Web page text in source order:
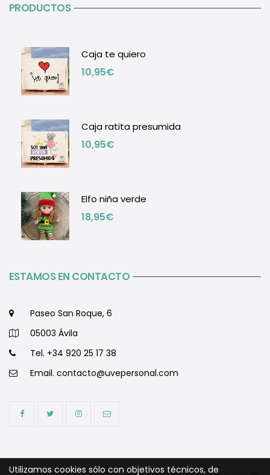
PRODUCTOS
Caja te quiero
10,95€
Caja ratita presumida
10,95€
Elfo niña verde
18,95€
ESTAMOS EN CONTACTO
Paseo San Roque, 6
05003 Ávila
Tel. +34 920 25 17 38
Email. contacto@uvepersonal.com
Utilizamos cookies sólo con objetivos técnicos, de